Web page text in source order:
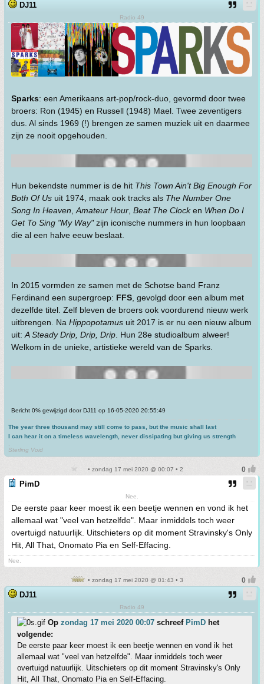
DJ11
Radio 49
Sparks: een Amerikaans art-pop/rock-duo, gevormd door twee
broers: Ron (1945) en Russell (1948) Mael. Twee zeventigers
dus. Al sinds 1969 (!) brengen ze samen muziek uit en daarmee
zijn ze nooit opgehouden.
Hun bekendste nummer is de hit This Town Ain't Big Enough For
Both Of Us uit 1974, maak ook tracks als The Number One
Song In Heaven Amateur Hour Beat The Clocken When Do I
Get To Sing "My Way"zijn iconische nummers in hun loopbaan
die al een halve eeuw beslaat.
In 2015 vormden ze samen met de Schotse band Franz
Ferdinand een supergroep: FFS , gevolgd door een album met
dezelfde titel. Zelf bleven de broers ook voordurend nieuw werk
uitbrengen. Na Hippopotamus uit 2017 is er nu een nieuw album
uit: A Steady Drip, Drip, Drip . Hun 28e studioalbum alweer!
Welkom in de unieke, artistieke wereld van de Sparks.
Bericht 0% gewijzigd door DJ11 op 16-05-2020 20:55:49
The year three thousand may still come to pass, but the music shall last
I can hear it on a timeless wavelength, never dissipating but giving us strength
Sterling Void
• zondag 17 mei 2020 @ 00:07 • 2
PimD
Nee.
De eerste paar keer moest ik een beetje wennen en vond ik het
allemaal wat "veel van hetzelfde". Maar inmiddels toch weer
overtuigd natuurlijk. Uitschieters op dit moment Stravinsky's Only
Hit, All That, Onomato Pia en Self-Effacing.
Nee.
• zondag 17 mei 2020 @ 01:43 • 3
DJ11
Radio 49
Op zondag 17 mei 2020 00:07 schreef PimD het
volgende:
De eerste paar keer moest ik een beetje wennen en vond ik het
allemaal wat "veel van hetzelfde". Maar inmiddels toch weer
overtuigd natuurlijk. Uitschieters op dit moment Stravinsky's Only
Hit, All That, Onomato Pia en Self-Effacing.